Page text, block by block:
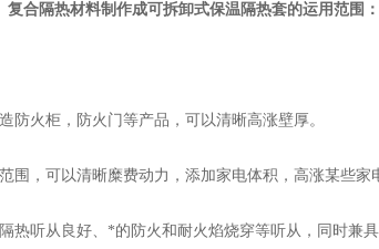
复合隔热材料制作成可拆卸式保温隔热套的运用范围：
火柜，防火门等产品，可以清晰高涨壁厚。
，可以清晰糜费动力，添加家电体积，高涨某些家
听从良好、*的防火和耐火焰烧穿等听从，同时兼